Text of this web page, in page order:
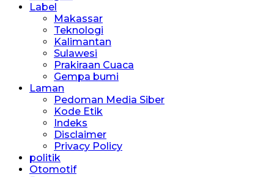
Label
Makassar
Teknologi
Kalimantan
Sulawesi
Prakiraan Cuaca
Gempa bumi
Laman
Pedoman Media Siber
Kode Etik
Indeks
Disclaimer
Privacy Policy
politik
Otomotif